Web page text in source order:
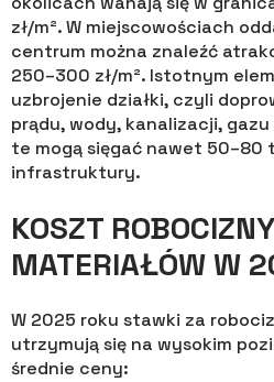
zł/m². W miejscowościach
centrum można znaleźć
250–300 zł/m². Istotnym
uzbrojenie działki, czyli
prądu, wody, kanalizacji,
te mogą sięgać nawet 50–80
infrastruktury.
KOSZT
MATERIAŁÓW W
W 2025 roku stawki za
utrzymują się na wysokim
średnie ceny: